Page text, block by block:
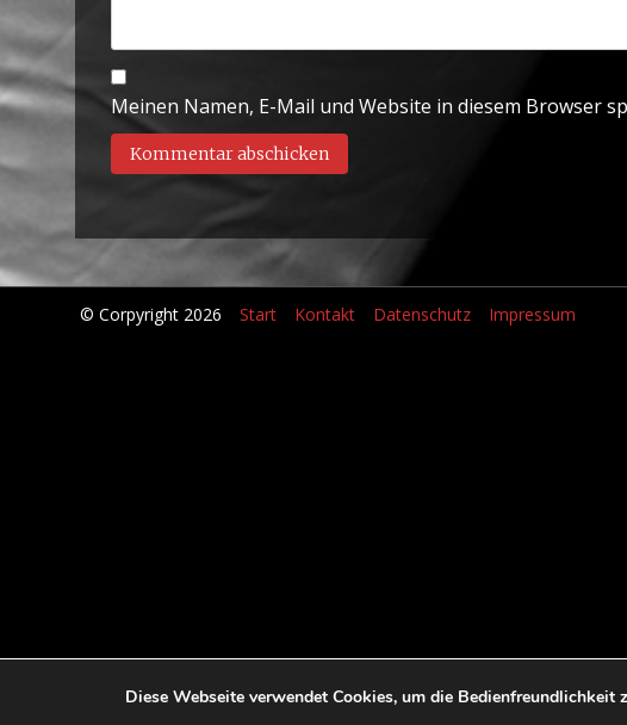
Meinen Namen, E-Mail und Website in diesem Browser
© Corpyright 2026 Start Kontakt Datenschutz Impressum
Diese Webseite verwendet Cookies, um die